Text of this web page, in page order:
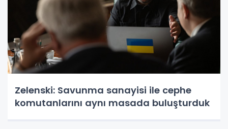
Zelenski: Savunma sanayisi ile cephe
komutanlarını aynı masada buluşturduk